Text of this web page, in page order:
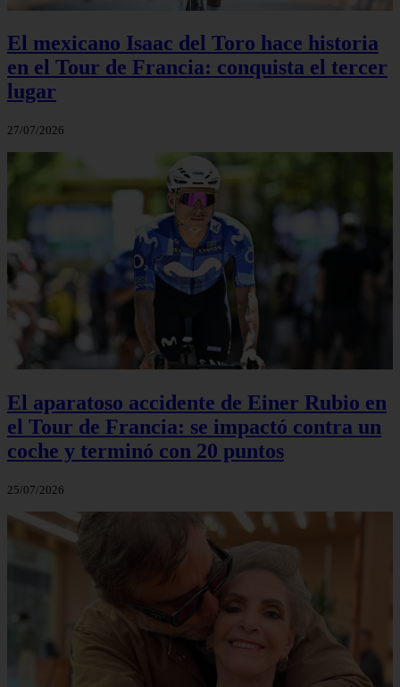
El mexicano Isaac del Toro hace historia
en el Tour de Francia: conquista el tercer
lugar
27/07/2026
El aparatoso accidente de Einer Rubio en
el Tour de Francia: se impactó contra un
coche y terminó con 20 puntos
25/07/2026